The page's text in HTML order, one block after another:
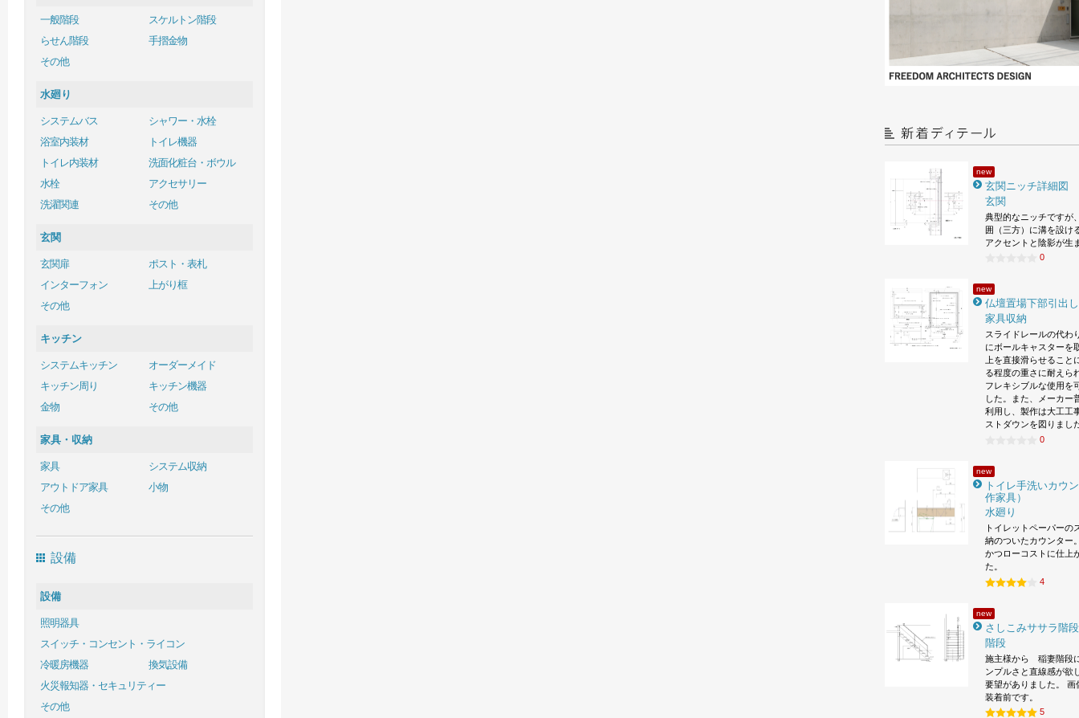
一般階段
スケルトン階段
らせん階段
手摺金物
その他
水廻り
システムバス
シャワー・水栓
浴室内装材
トイレ機器
トイレ内装材
洗面化粧台・ボウル
水栓
アクセサリー
洗濯関連
その他
玄関
玄関扉
ポスト・表札
インターフォン
上がり框
その他
キッチン
システムキッチン
オーダーメイド
キッチン周り
キッチン機器
金物
その他
家具・収納
家具
システム収納
アウトドア家具
小物
その他
設備
設備
照明器具
スイッチ・コンセント・ライコン
冷暖房機器
換気設備
火災報知器・セキュリティー
その他
new
玄関ニッチ詳細図
玄関
典型的なニッチですが
囲（三方）に溝を設け
アクセントと陰影が生
0
new
仏壇置場下部引出
家具収納
スライドレールの代わ
にボールキャスターを
上を直接滑らせること
る程度の重さに耐えら
フレキシブルな使用を
した。また、メーカー
利用し、製作は大工工
ストダウンを図りまし
0
new
トイレ手洗いカウ
作家具）
水廻り
トイレットペーパーの
納のついたカウンター
かつローコストに仕上
た。
4
new
さしこみササラ階段
階段
施主様から 稲妻階段
ンプルさと直線感が
要望がありました。 画
装着前です。
5